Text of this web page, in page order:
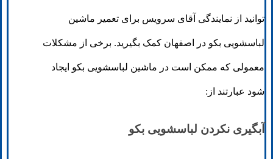
توانید از نمایندگی آقای سرویس برای تعمیر ماشین
لباسشویی بکو در اصفهان کمک بگیرید. برخی از مشکلات
معمولی که ممکن است در ماشین لباسشویی بکو ایجاد
شود عبارتند از:
آبگیری نکردن لباسشویی بکو